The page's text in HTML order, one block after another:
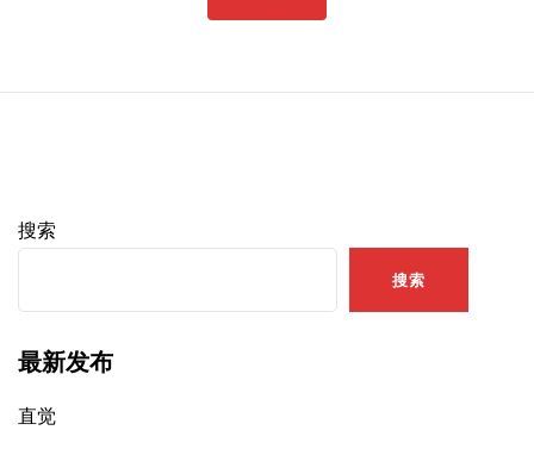
搜索
搜索
最新发布
直觉